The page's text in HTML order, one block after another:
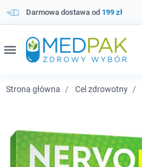
Darmowa dostawa od 199 zł
menu
Strona główna Cel zdrowotny